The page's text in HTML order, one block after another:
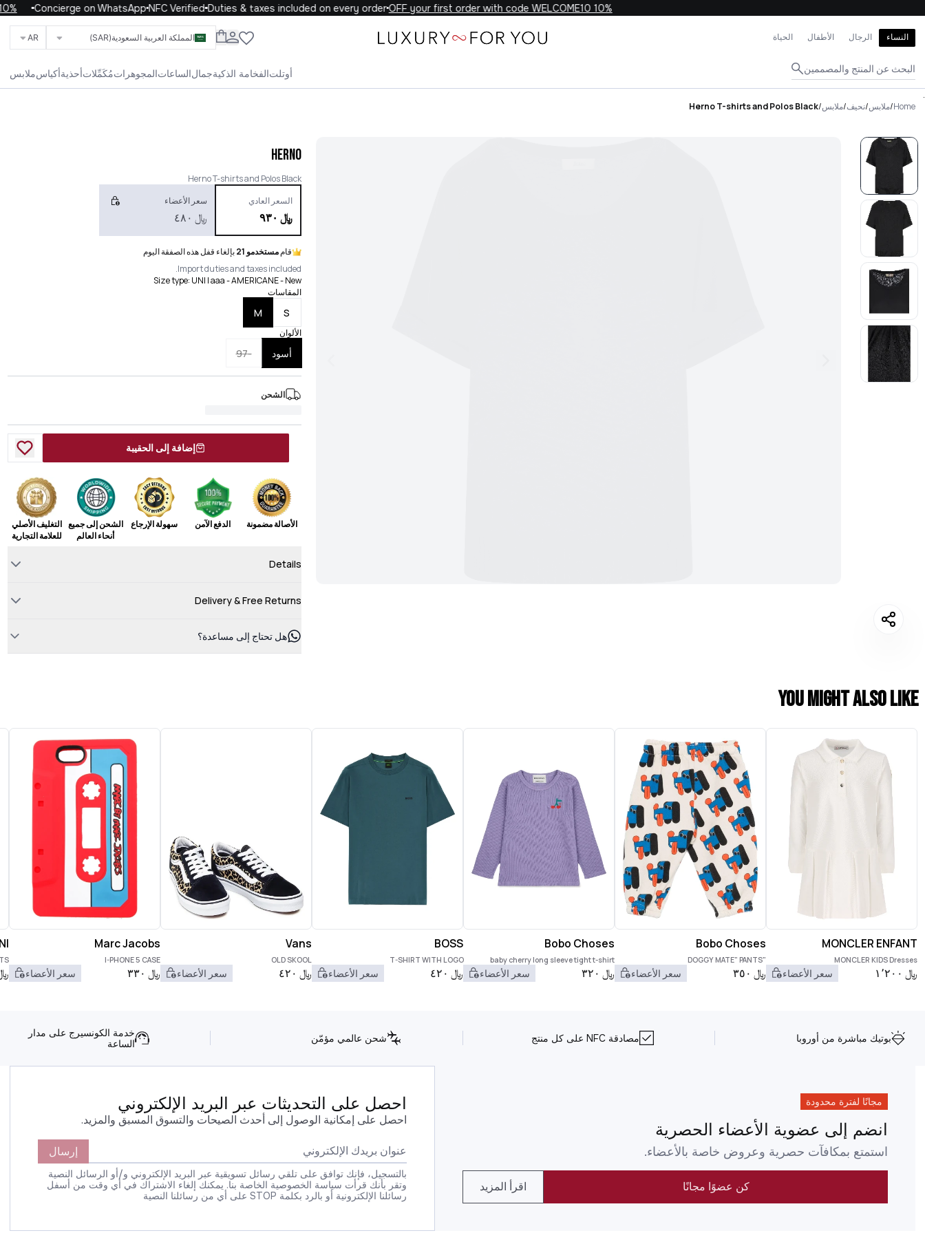
10% OFF your first order with code WELCOME10
Duties & taxes included on every order
NFC Verified
Concierge on WhatsApp
النساء الرجال الأطفال الحياة المملكة العربية السعودية(SAR)
AR
ملابسأكياسأحذيةمُكَمِّلاتالمجوهراتالساعاتجمالالفخامة الذكيةأوتلت البحث عن المنتج والمصممين
إغلاق
ابحث عن العلامات التجارية والفئات والمنتجات
الكل النساء الرجال الأطفال الحياة
.
Home
/ملابس/نحيف/ملابس/
Herno T-shirts and Polos Black
HERNO
Herno T-shirts and Polos Black
السعر العادي
﷼ ٩٣٠
سعر الأعضاء
﷼ ٤٨٠
قاممستخدمو 21
بإلغاء قفل هذه الصفقة اليوم
Import duties and taxes included.
Size type: UNI | aaa - AMERICANE - New
المقاسات
S
M
الألوان
أسود -97
الشحن
إضافة إلى الحقيبة
الأصالة مضمونة الدفع الآمن سهولة الإرجاع
الشحن إلى جميع
أنحاء العالم
التغليف الأصلي
للعلامة التجارية
Details
Delivery & Free Returns
هل تحتاج إلى مساعدة؟
You might also like
MONCLER ENFANT
MONCLER KIDS Dresses
﷼ ١٬٢٠٠ سعر الأعضاء
Bobo Choses
"DOGGY MATE" PANTS
﷼ ٣٥٠ سعر الأعضاء
Bobo Choses
baby cherry long sleeve tight t-shirt
﷼ ٣٢٠ سعر الأعضاء
BOSS
T-SHIRT WITH LOGO
﷼ ٤٢٠ سعر الأعضاء
Vans
OLD SKOOL
﷼ ٤٢٠ سعر الأعضاء
Marc Jacobs
I-PHONE 5 CASE
﷼ ٣٣٠ سعر الأعضاء
بوتيك مباشرة من أوروبا مصادقة NFC على كل منتج شحن عالمي مؤمّن
خدمة الكونسيرج على مدار
الساعة
مجانًا لفترة محدودة
انضم إلى عضوية الأعضاء الحصرية
استمتع بمكافآت حصرية وعروض خاصة بالأعضاء.
كن عضوًا مجانًا اقرأ المزيد
احصل على التحديثات عبر البريد الإلكتروني
احصل على إمكانية الوصول إلى أحدث الصيحات والتسوق المسبق والمزيد.
إرسال
بالتسجيل، فإنك توافق على تلقي رسائل تسويقية عبر البريد الإلكتروني و/أو الرسائل النصية
وتقر بأنك قرأت سياسة الخصوصية الخاصة بنا. يمكنك إلغاء الاشتراك في أي وقت من أسفل
رسائلنا الإلكترونية أو بالرد بكلمة STOP على أي من رسائلنا النصية